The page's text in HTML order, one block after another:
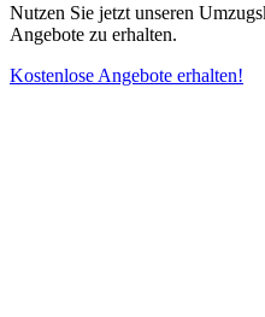
Nutzen Sie jetzt unseren
Angebote zu erhalten.
Kostenlose Angebote erhalten!